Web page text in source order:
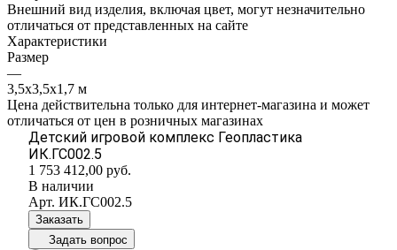
Внешний вид изделия, включая цвет, могут незначительно
отличаться от представленных на сайте
Характеристики
Размер
—
3,5х3,5х1,7 м
Цена действительна только для интернет-магазина и может
отличаться от цен в розничных магазинах
Детский игровой комплекс Геопластика
ИК.ГС002.5
1 753 412,00 руб.
В наличии
Арт. ИК.ГС002.5
Заказать
Задать вопрос